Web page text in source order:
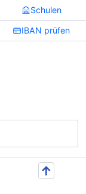
Schulen
IBAN prüfen
↑